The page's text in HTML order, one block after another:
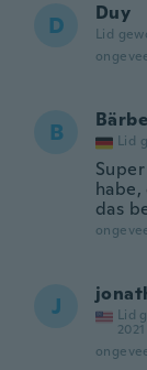
D Duy
Lid
B Lid
das
J
Lid
2021